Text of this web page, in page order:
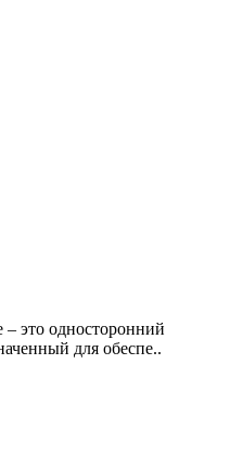
это односторонний
для обеспе..